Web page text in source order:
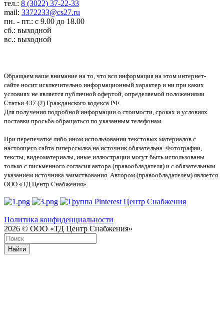
тел.: 8 (3022) 37-22-33
mail: 3372233@cs27.ru
пн. - пт.: с 9.00 до 18.00
сб.: выходной
вс.: выходной
Обращаем ваше внимание на то, что вся информация на этом интернет-
сайте носит исключительно информационный характер и ни при каких
условиях не является публичной офертой, определяемой положениями
Статьи 437 (2) Гражданского кодекса РФ.
Для получения подробной информации о стоимости, сроках и условиях
поставки просьба обращаться по указанным телефонам.
При перепечатке либо ином использовании текстовых материалов с
настоящего сайта гиперссылка на источник обязательна. Фотографии,
тексты, видеоматериалы, иные иллюстрации могут быть использованы
только с письменного согласия автора (правообладателя) и с обязательным
указанием источника заимствования. Автором (правообладателем) является
ООО «ТД Центр Снабжения»
Политика конфиденциальности
2026 © ООО «ТД Центр Снабжения»
Найти